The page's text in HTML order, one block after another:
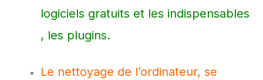
logiciels gratuits et les indispensables
, les plugins.
Le nettoyage de l’ordinateur, se